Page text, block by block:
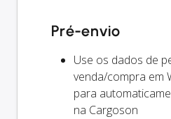
Pré-envio
Use os dados de
venda/compra em
para
na Cargoson